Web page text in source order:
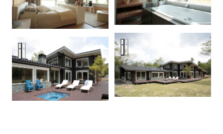
Проект «С видом на Фудзи»
Проект «С видом на Фудзи»